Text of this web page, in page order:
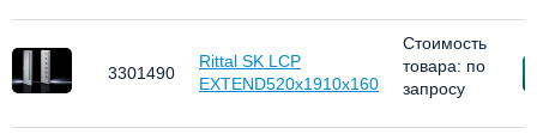
3301490
Rittal SK LCP
EXTEND520x1910x160
Стоимость
товара: по
запросу